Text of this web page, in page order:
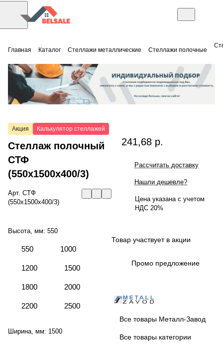
Главная Каталог Стеллажи металлические Стеллажи полочные
Акция Калькулятор стеллажей
Стеллаж полочный
СТФ
(550x1500x400/3)
Арт. СТФ
(550x1500x400/3)
Высота, мм: 550
550 1000
1200 1500
1800 2000
2200 2500
Ширина, мм: 1500
241,68 р.
Рассчитать доставку
Нашли дешевле?
Цена указана с учетом
НДС 20%
Товар участвует в акции
Промо предложение
Все товары Металл-Завод
Все товары категории